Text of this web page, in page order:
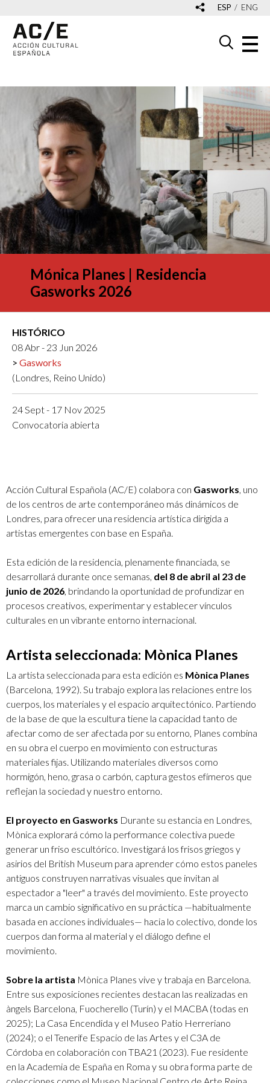
ESP ENG
Mónica Planes | Residencia
Gasworks 2026
HISTÓRICO
08 Abr - 23 Jun 2026
Gasworks
(Londres, Reino Unido)
24 Sept - 17 Nov 2025
Convocatoria abierta
Acción Cultural Española (AC/E) colabora con Gasworks, uno
de los centros de arte contemporáneo más dinámicos de
Londres, para ofrecer una residencia artística dirigida a
artistas emergentes con base en España.
Esta edición de la residencia, plenamente financiada, se
desarrollará durante once semanas, del 8 de abril al 23 de
junio de 2026, brindando la oportunidad de profundizar en
procesos creativos, experimentar y establecer vínculos
culturales en un vibrante entorno internacional.
Artista seleccionada: Mònica Planes
La artista seleccionada para esta edición es Mònica Planes
(Barcelona, 1992). Su trabajo explora las relaciones entre los
cuerpos, los materiales y el espacio arquitectónico. Partiendo
de la base de que la escultura tiene la capacidad tanto de
afectar como de ser afectada por su entorno, Planes combina
en su obra el cuerpo en movimiento con estructuras
materiales fijas. Utilizando materiales diversos como
hormigón, heno, grasa o carbón, captura gestos efímeros que
reflejan la sociedad y nuestro entorno.
El proyecto en Gasworks Durante su estancia en Londres,
Mònica explorará cómo la performance colectiva puede
generar un friso escultórico. Investigará los frisos griegos y
asirios del British Museum para aprender cómo estos paneles
antiguos construyen narrativas visuales que invitan al
espectador a "leer" a través del movimiento. Este proyecto
marca un cambio significativo en su práctica —habitualmente
basada en acciones individuales— hacia lo colectivo, donde los
cuerpos dan forma al material y el diálogo define el
movimiento.
Sobre la artista Mònica Planes vive y trabaja en Barcelona.
Entre sus exposiciones recientes destacan las realizadas en
àngels Barcelona, Fuocherello (Turín) y el MACBA (todas en
2025); La Casa Encendida y el Museo Patio Herreriano
(2024); o el Tenerife Espacio de las Artes y el C3A de
Córdoba en colaboración con TBA21 (2023). Fue residente
en la Academia de España en Roma y su obra forma parte de